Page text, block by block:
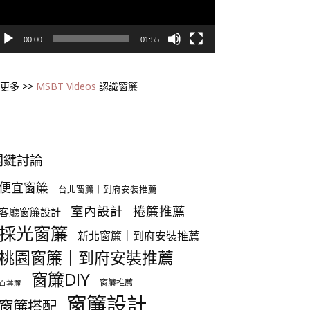
00:00 01:55
多 >> MSBT Videos 認識窗簾
鍵討論
宜窗簾 台北窗簾｜到府安裝推薦
廳窗簾設計 室內設計 捲簾推薦
光窗簾 新北窗簾｜到府安裝推薦
園窗簾｜到府安裝推薦
葉簾 窗簾DIY 窗簾推薦
簾搭配 窗簾設計